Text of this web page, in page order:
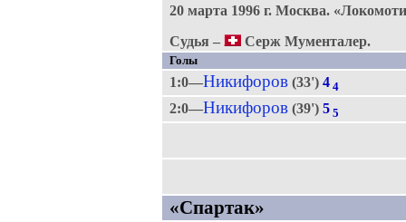
20 марта 1996 г. Москва.
Судья –
Серж Мументалер.
Голы
1:0—Никифоров(33') 4 4
2:0—Никифоров(39') 5 5
«Спартак»